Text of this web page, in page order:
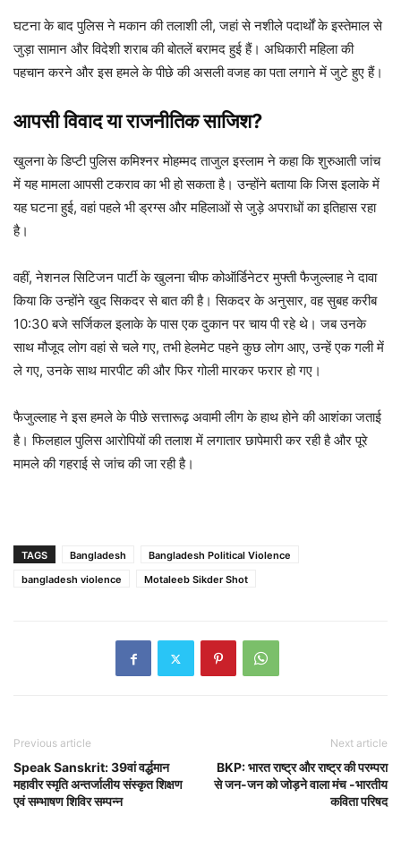
घटना के बाद पुलिस ने मकान की तलाशी ली, जहां से नशीले पदार्थों के इस्तेमाल से
जुड़ा सामान और विदेशी शराब की बोतलें बरामद हुई हैं। अधिकारी महिला की
पहचान करने और इस हमले के पीछे की असली वजह का पता लगाने में जुटे हुए हैं।
आपसी विवाद या राजनीतिक साजिश?
खुलना के डिप्टी पुलिस कमिश्नर मोहम्मद ताजुल इस्लाम ने कहा कि शुरुआती जांच
में यह मामला आपसी टकराव का भी हो सकता है। उन्होंने बताया कि जिस इलाके में
यह घटना हुई, वहां पहले भी ड्रग्स और महिलाओं से जुड़े अपराधों का इतिहास रहा
है।
वहीं, नेशनल सिटिजन पार्टी के खुलना चीफ कोऑर्डिनेटर मुफ्ती फैजुल्लाह ने दावा
किया कि उन्होंने खुद सिकदर से बात की है। सिकदर के अनुसार, वह सुबह करीब
10:30 बजे सर्जिकल इलाके के पास एक दुकान पर चाय पी रहे थे। जब उनके
साथ मौजूद लोग वहां से चले गए, तभी हेलमेट पहने कुछ लोग आए, उन्हें एक गली में
ले गए, उनके साथ मारपीट की और फिर गोली मारकर फरार हो गए।
फैजुल्लाह ने इस हमले के पीछे सत्तारूढ़ अवामी लीग के हाथ होने की आशंका जताई
है। फिलहाल पुलिस आरोपियों की तलाश में लगातार छापेमारी कर रही है और पूरे
मामले की गहराई से जांच की जा रही है।
TAGS Bangladesh
Bangladesh Political Violence
bangladesh violence
Motaleeb Sikder Shot
Previous article
Speak Sanskrit: 39वां वर्द्धमान
महावीर स्मृति अन्तर्जालीय संस्कृत शिक्षण
एवं सम्भाषण शिविर सम्पन्न
Next article
BKP: भारत राष्ट्र और राष्ट्र की परम्परा
से जन-जन को जोड़ने वाला मंच -भारतीय
कविता परिषद